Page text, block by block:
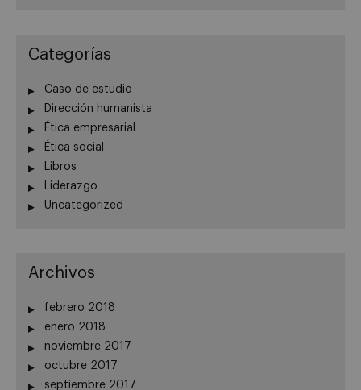
Categorías
Caso de estudio
Dirección humanista
Ética empresarial
Ética social
Libros
Liderazgo
Uncategorized
Archivos
febrero 2018
enero 2018
noviembre 2017
octubre 2017
septiembre 2017